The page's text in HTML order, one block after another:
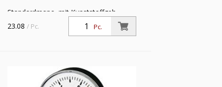
Standardmano. mit Kunststoffgeh.,
Einfachskala in bar, Anschluss radial
unten, G 1/2, Güteklasse 1,6, Messber.
Pc.
23.08 / Pc.